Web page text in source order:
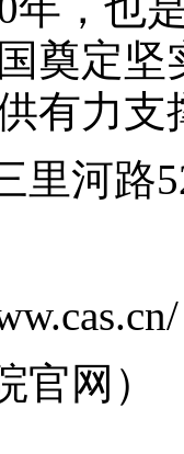
奠定
有力支
里河路
官网）